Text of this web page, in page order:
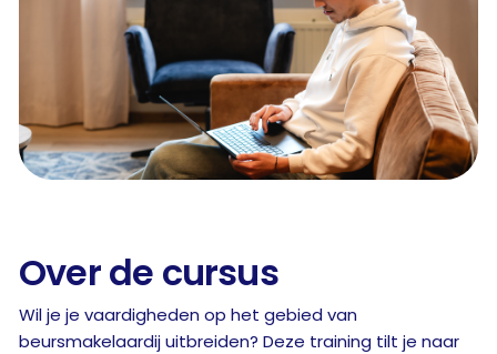
Over de cursus
Wil je je vaardigheden op het gebied van
beursmakelaardij uitbreiden? Deze training tilt je naar